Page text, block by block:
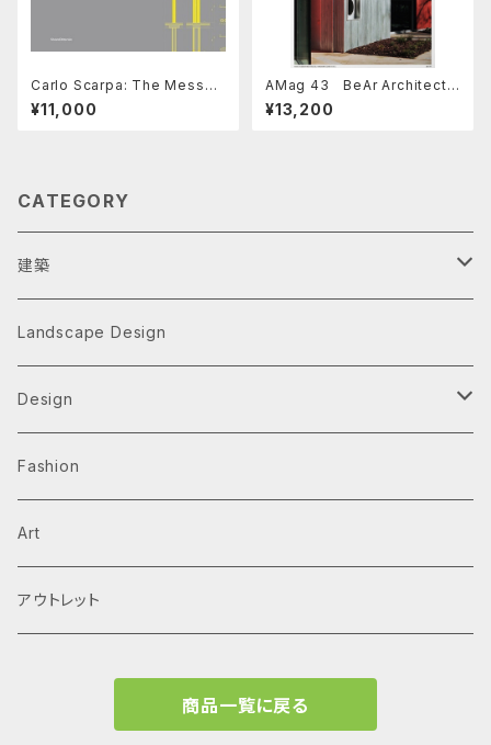
Carlo Scarpa: The Messag
e of the Structure
¥11,000
AMag 43 BeAr Architects
/ HANGHAR
¥13,200
CATEGORY
建築
Architecture Monographs
Alvar Aalto
Arne Jacobsen
History & Reference
Av Monographs
C3 magazine
El Croquis
Landscape Design
Design
Graphic
Logo
Typography
Products
家具
Fashion
Art
アウトレット
商品一覧に戻る